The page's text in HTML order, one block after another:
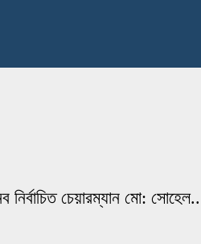
নির্বাচিত চেয়ারম্যান মো: